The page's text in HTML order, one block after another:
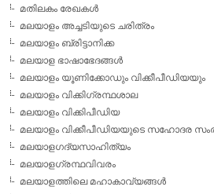
മതിലകം രേഖകള്‍
മലയാളം അച്ചടിയുടെ ചരിത്രം
മലയാളം ബ്രിട്ടാനിക്ക
മലയാള ഭാഷാഭേദങ്ങള്‍
മലയാളം യൂണിക്കോഡും വിക്കീപീഡിയയും
മലയാളം വിക്കിഗ്രന്ഥശാല
മലയാളം വിക്കിപീഡിയ
മലയാളം വിക്കീപീഡിയയുടെ സഹോദര
മലയാളഗദ്യസാഹിത്യം
മലയാളഗ്രന്ഥവിവരം
മലയാളത്തിലെ മഹാകാവ്യങ്ങള്‍